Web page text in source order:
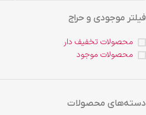
فیلتر موجودی و حراج
محصولات تخفیف دار
محصولات موجود
دسته‌های محصولات